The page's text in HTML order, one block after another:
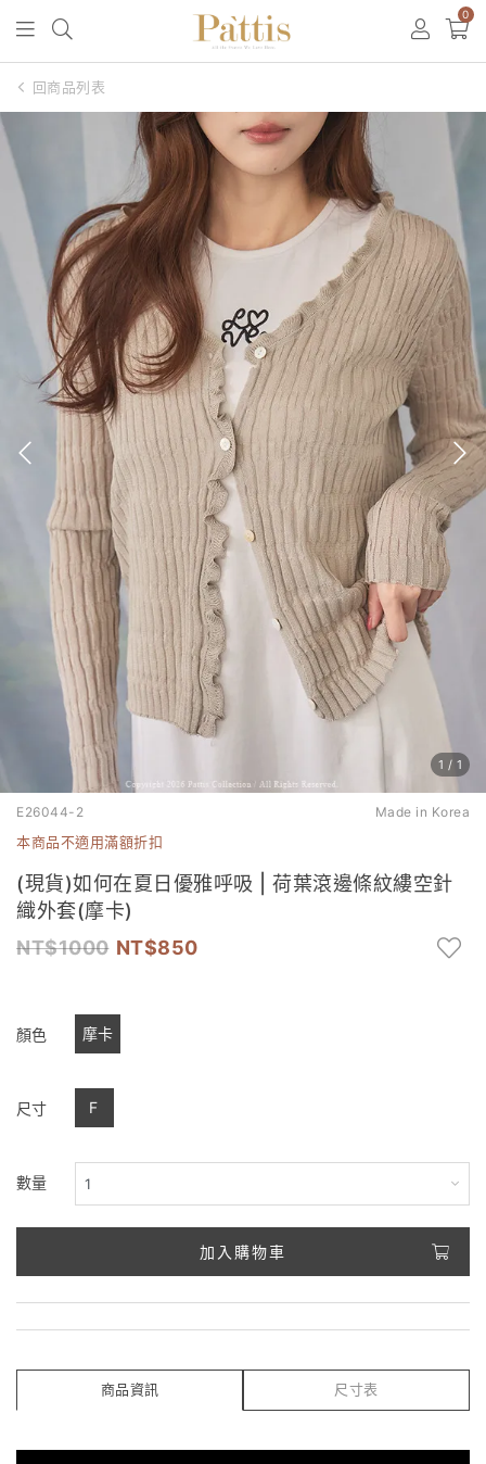
0
回商品列表
1 / 1
E26044-2 Made in Korea
本商品不適用滿額折扣
(現貨)如何在夏日優雅呼吸 | 荷葉滾邊條紋縷空針
織外套(摩卡)
1000
850
顏色 摩卡
尺寸 F
數量
加入購物車
商品資訊 尺寸表